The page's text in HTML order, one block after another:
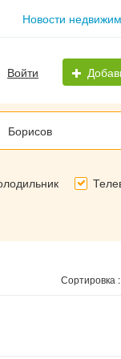
Новости
Войти
Борисов
Сортировка :